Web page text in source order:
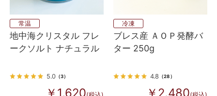
常温
地中海クリスタル フレ
ークソルト ナチュラル
5.0（3）
￥1,620
冷凍
ブレス産 ＡＯＰ発酵バ
ター 250g
4.8 （28）
￥2,480